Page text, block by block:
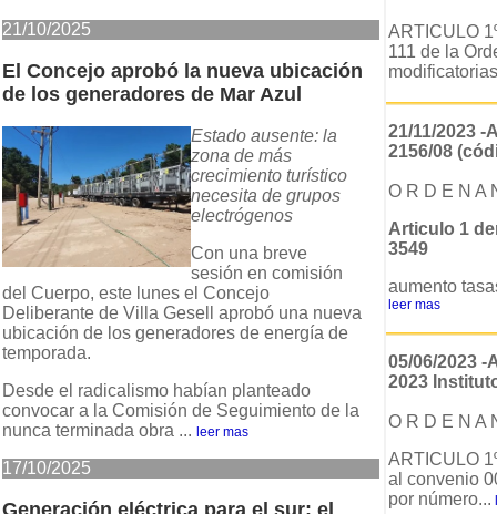
21/10/2025
El Concejo aprobó la nueva ubicación
de los generadores de Mar Azul
Estado ausente: la
zona de más
crecimiento turístico
necesita de grupos
electrógenos
Con una breve
sesión en comisión
del Cuerpo, este lunes el Concejo
Deliberante de Villa Gesell aprobó una nueva
ubicación de los generadores de energía de
temporada.
Desde el radicalismo habían planteado
convocar a la Comisión de Seguimiento de la
nunca terminada obra ... leer mas
17/10/2025
Generación eléctrica para el sur: el
ARTICULO
111 de la
21/11/2023 -
2156/08
O R D E N A
Articulo 1
3549
aumento
leer mas
05/06/2023
2023
O R D E N A
ARTICULO
al convenio
por número...